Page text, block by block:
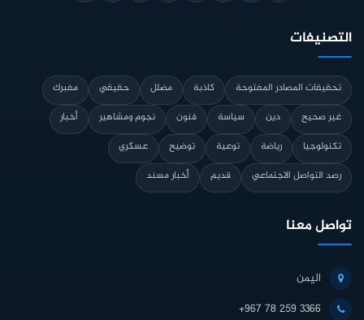
التصنيفات
تحقيقات المصادر المفتوحة كاذبة مضلل حقيقي
مفبرك
غير صحيح
دين سياسة فنون نجوم ومشاهير
أخبار
تكنولوجيا
رياضة توعية توضيح
عسكري
رصد التواصل الاجتماعي
قديم أخبار مسند
تواصل معنا
اليمن
+967 78 259 3366